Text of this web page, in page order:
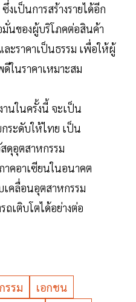
งเป็นการสร้างรายได้อีก
มั่นของผู้บริโภคต่อสินค้า
ะราคาเป็นธรรม เพื่อให้ผู้
ในราคาเหมาะสม
านในครั้งนี้ จะเป็น
ระดับให้ไทย เป็น
ดุอุตสาหกรรม
าคอาเซียนในอนาคต
คลื่อนอุตสาหกรรม
ถเติบโตได้อย่างต่อ
รรม เอกชน